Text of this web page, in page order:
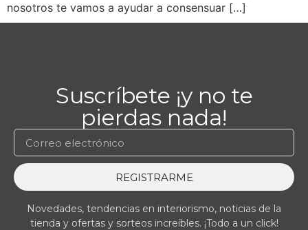
nosotros te vamos a ayudar a consensuar […]
Suscríbete ¡y no te
pierdas nada!
REGISTRARME
Novedades, tendencias en interiorismo, noticias de la
tienda y ofertas y sorteos increíbles. ¡Todo a un click!